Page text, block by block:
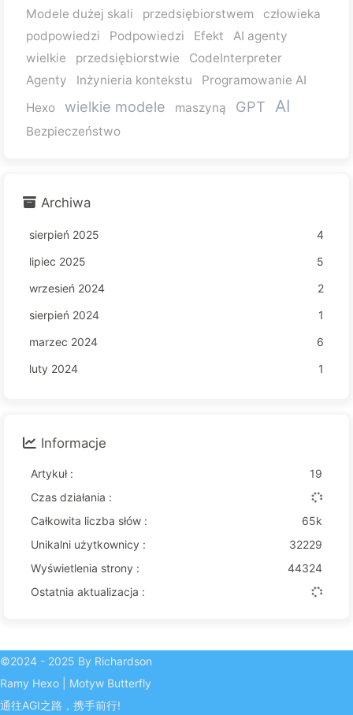
Modele dużej skali
przedsiębiorstwem
człowieka
podpowiedzi
Podpowiedzi Efekt
AI agenty
wielkie
przedsiębiorstwie
CodeInterpreter
Agenty
Inżynieria kontekstu
Programowanie AI
Hexo
wielkie modele maszyną GPT AI
Bezpieczeństwo
Archiwa
sierpień 2025
4
lipiec 2025
5
wrzesień 2024
2
sierpień 2024
1
marzec 2024
6
luty 2024
1
Informacje
Artykuł :
19
Czas działania :
Całkowita liczba słów :
65k
Unikalni użytkownicy :
32229
Wyświetlenia strony :
44324
Ostatnia aktualizacja :
©2024 - 2025 By Richardson
Ramy Hexo Motyw Butterfly
通往AGI之路，携手前行!